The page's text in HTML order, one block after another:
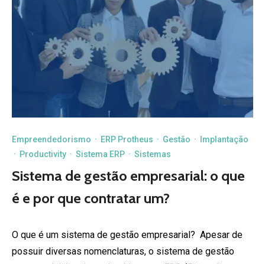
Empreendedorismo · ERP Protheus · Gestão ·
Implantação
· Productivity · Sistema ERP · Sistemas
Sistema de gestão empresarial: o que
é e por que contratar um?
O que é um sistema de gestão empresarial? Apesar de
possuir diversas nomenclaturas, o sistema de gestão